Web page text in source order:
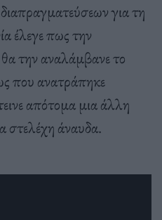
για τη
έλεγε πως την
την αναλάμβανε το
που ανατράπηκε
απότομα μια άλλη
στελέχη άναυδα.